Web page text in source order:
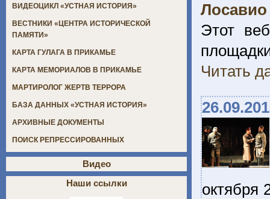
Лосавио
Этот
Читать
октября
ВИДЕОЦИКЛ «УСТНАЯ ИСТОРИЯ»
ВЕСТНИКИ «ЦЕНТРА ИСТОРИЧЕСКОЙ
ПАМЯТИ»
КАРТА ГУЛАГА В ПРИКАМЬЕ
КАРТА МЕМОРИАЛОВ В ПРИКАМЬЕ
МАРТИРОЛОГ ЖЕРТВ ТЕРРОРА
БАЗА ДАННЫХ «УСТНАЯ ИСТОРИЯ»
АРХИВНЫЕ ДОКУМЕНТЫ
ПОИСК РЕПРЕССИРОВАННЫХ
Видео
Наши ссылки